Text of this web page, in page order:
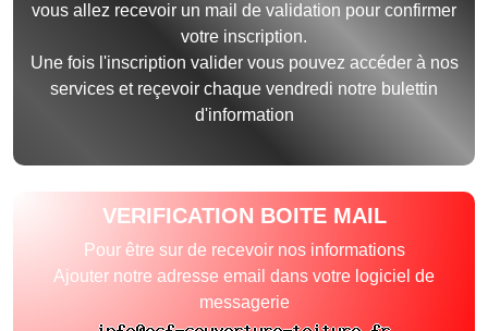
vous allez recevoir un mail de validation pour confirmer
votre inscription.
Une fois l'inscription valider vous pouvez accéder à nos
services et reçevoir chaque vendredi notre bulettin
d'information
VERIFICATION BOITE MAIL
Pour être sur de recevoir nos informations
Ajouter notre adresse email dans votre logiciel de
messagerie